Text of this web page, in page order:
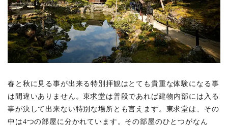
春と秋に見る事が出来る特別拝観はとても貴重な体験になる事
は間違いありません。東求堂は普段であれば建物内部には入る
事が決して出来ない特別な場所とも言えます。東求堂は、その
中は4つの部屋に分かれています。その部屋のひとつがなん